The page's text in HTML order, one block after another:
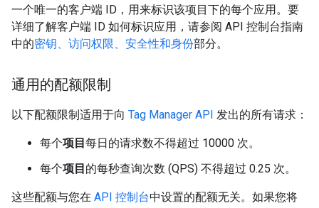
一个唯一的客户端 ID，用来标识该项目下的每个应用。要
详细了解客户端 ID 如何标识应用，请参阅 API 控制台指南
中的密钥、访问权限、安全性和身份部分。
通用的配额限制
以下配额限制适用于向 Tag Manager API 发出的所有请求：
每个项目每日的请求数不得超过 10000 次。
每个项目的每秒查询次数 (QPS) 不得超过 0.25 次。
这些配额与您在 API 控制台中设置的配额无关。如果您将